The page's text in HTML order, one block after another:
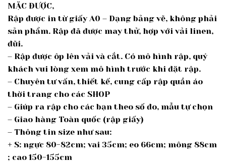
MẶC ĐƯỢC,
Rập được in từ giấy A0 – Dạng bảng vẽ, không phải
sản phẩm. Rập đã được may thử, hợp với vải linen,
đũi.
– Rập được ôp lên vải và cắt. Có mô hình rập, quý
khách vui lòng xem mô hình trước khi đặt rập.
– Chuyên tư vấn, thiết kế, cung cấp rập quần áo
thời trang cho các SHOP
– Giúp ra rập cho các bạn theo số đo, mẫu tự chọn
– Giao hàng Toàn quốc (rập giấy)
– Thông tin size như sau:
+ S: ngực 80-82cm; vai 35cm; eo 66cm; mông 88cm
; cao 150-155cm